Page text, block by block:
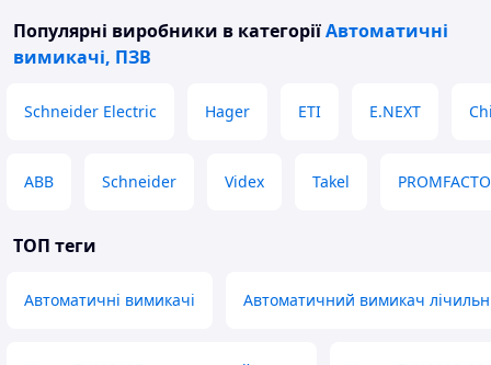
Популярні виробники в категоріїАвтоматичні
вимикачі, ПЗВ
Schneider Electric Hager ETI E.NEXT
ABB Schneider Videx Takel
ТОП теги
Автоматичні вимикачі Автоматичний вимикач